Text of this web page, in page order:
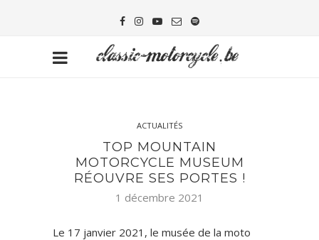
ACTUALITÉS
TOP MOUNTAIN
MOTORCYCLE MUSEUM
RÉOUVRE SES PORTES !
1 décembre 2021
Le 17 janvier 2021, le musée de la moto